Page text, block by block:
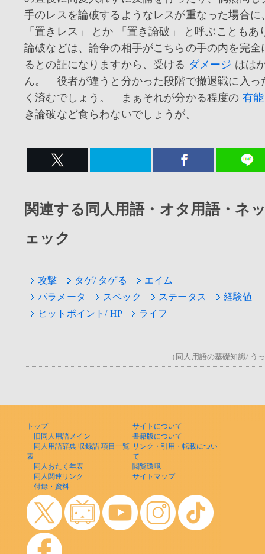
手のレスを論破するようなレスが重なった場合に
「置きレス」 とか 「置き論破」 と呼ぶことも
論破などは、論争の相手がこちらの手の内を完全
るとの証になりますから、受ける ダメージ はは
ん。 役者が違うと分かった段階で撤退戦に入っ
く済むでしょう。 まぁそれが分かる程度の 有能
き論破など食らわないでしょうが。
関連する同人用語・オタ用語・ネ
ェック
攻撃 タゲ/ タゲる
エイム
パラメータ
スペック ステータス
経験値
ヒットポイント/ HP
ライフ
（同人用語の基礎知識/ う
トップ
旧同人用語メイン
同人用語辞典 収録語 項目一覧
表
同人おたく年表
同人関連リンク
付録・資料
サイトについて
書籍版について
リンク・引用・転載につい
て
閲覧環境
サイトマップ